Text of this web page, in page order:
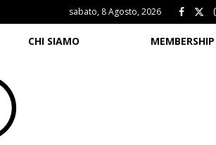
sabato, 8 Agosto, 2026
CHI SIAMO MEMBERSHIP